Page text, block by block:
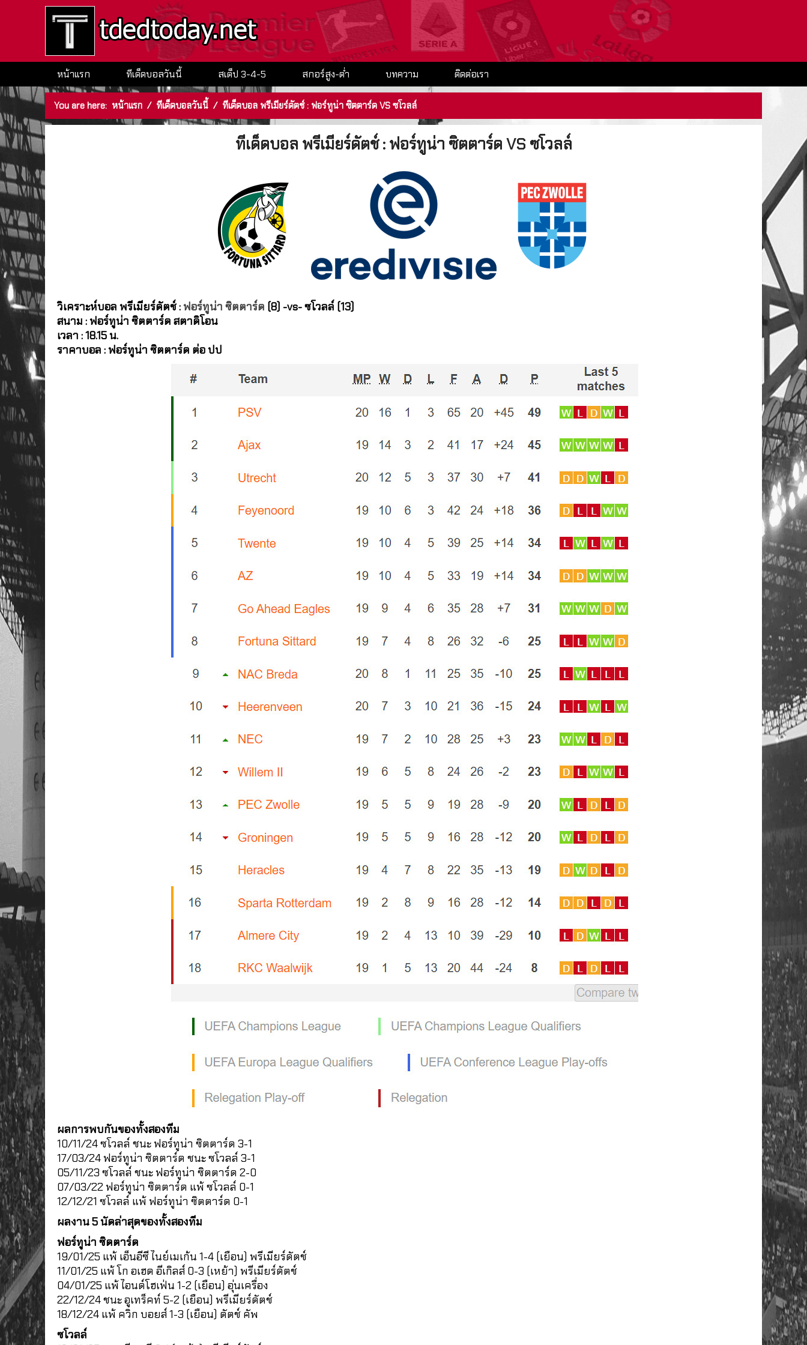
หน้าแรก ทีเด็ดบอลวันนี้ สเต็ป 3-4-5 สกอร์สูง-ต่ำ บทความ ติดต่อเรา
You are here: หน้าแรก / ทีเด็ดบอลวันนี้ / ทีเด็ดบอล พรีเมียร์ดัตช์ : ฟอร์ทูน่า ซิตตาร์ด VS ซโวลล์
ทีเด็ดบอล พรีเมียร์ดัตช์ : ฟอร์ทูน่า ซิตตาร์ด VS ซโวลล์
วิเคราะห์บอล พรีเมียร์ดัตช์ :ฟอร์ทูน่า ซิตตาร์ด (8) -vs- ซโวลล์ (13)
สนาม : ฟอร์ทูน่า ซิตตาร์ด สตาดิโอน
เวลา : 18.15 น.
ราคาบอล : ฟอร์ทูน่า ซิตตาร์ด ต่อ ปป
ผลการพบกันของทั้งสองทีม
10/11/24 ซโวลล์ ชนะ ฟอร์ทูน่า ซิตตาร์ด 3-1
17/03/24 ฟอร์ทูน่า ซิตตาร์ด ชนะ ซโวลล์ 3-1
05/11/23 ซโวลล์ ชนะ ฟอร์ทูน่า ซิตตาร์ด 2-0
07/03/22 ฟอร์ทูน่า ซิตตาร์ด แพ้ ซโวลล์ 0-1
12/12/21 ซโวลล์ แพ้ ฟอร์ทูน่า ซิตตาร์ด 0-1
ผลงาน 5 นัดล่าสุดของทั้งสองทีม
ฟอร์ทูน่า ซิดตาร์ด
19/01/25 แพ้ เอ็นอีซี ไนย์เมเก้น 1-4 (เยือน) พรีเมียร์ดัตช์
11/01/25 แพ้ โก อเฮด อีเกิลส์ 0-3 (เหย้า) พรีเมียร์ดัตช์
04/01/25 แพ้ ไอนด์โฮเฟ่น 1-2 (เยือน) อุ่นเครื่อง
22/12/24 ชนะ อูเทร็คท์ 5-2 (เยือน) พรีเมียร์ดัตช์
18/12/24 แพ้ ควิก บอยส์ 1-3 (เยือน) ดัตช์ คัพ
ซโวลล์